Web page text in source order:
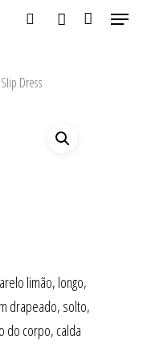
Slip Dress
limão, longo,
drapeado, solto,
do corpo, calda